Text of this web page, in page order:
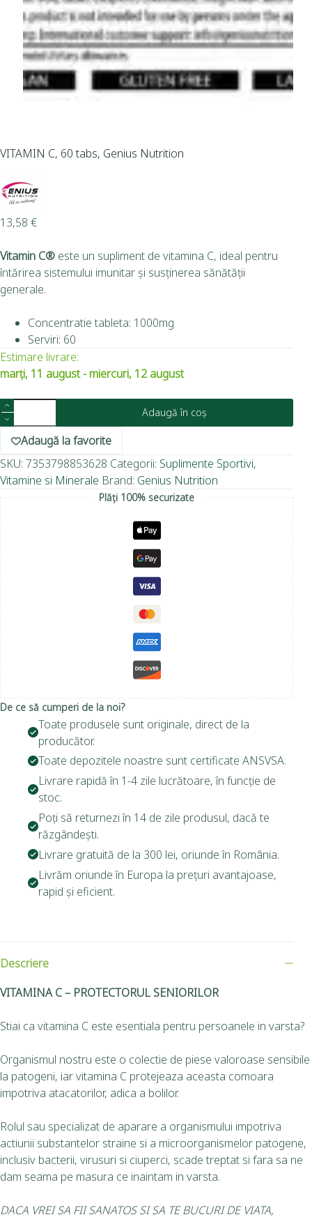
VITAMIN C, 60 tabs, Genius Nutrition
13,58 €
Vitamin C® este un supliment de vitamina C, ideal pentru
întărirea sistemului imunitar și susținerea sănătății
generale.
Concentratie tableta: 1000mg
Serviri: 60
Estimare livrare:
marți, 11 august - miercuri, 12 august
Adaugă în coș
Adaugă la favorite
SKU: 7353798853628 Categorii: Suplimente Sportivi,
Vitamine si Minerale Brand: Genius Nutrition
Plăți 100% securizate
De ce să cumperi de la noi?
Toate produsele sunt originale, direct de la
producător.
Toate depozitele noastre sunt certificate ANSVSA.
Livrare rapidă în 1-4 zile lucrătoare, în funcție de
stoc.
Poți să returnezi în 14 de zile produsul, dacă te
răzgândești.
Livrare gratuită de la 300 lei, oriunde în România.
Livrăm oriunde în Europa la prețuri avantajoase,
rapid și eficient.
Descriere
VITAMINA C – PROTECTORUL SENIORILOR
Stiai ca vitamina C este esentiala pentru persoanele in varsta?
Organismul nostru este o colectie de piese valoroase sensibile
la patogeni, iar vitamina C protejeaza aceasta comoara
impotriva atacatorilor, adica a bolilor.
Rolul sau specializat de aparare a organismului impotriva
actiunii substantelor straine si a microorganismelor patogene,
inclusiv bacterii, virusuri si ciuperci, scade treptat si fara sa ne
dam seama pe masura ce inaintam in varsta.
DACA VREI SA FII SANATOS SI SA TE BUCURI DE VIATA,